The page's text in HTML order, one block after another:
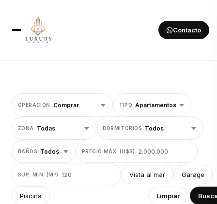
Contacto
OPERACIÓN TIPO
ZONA DORMITORIOS
BAÑOS PRECIO MÁX. (U$S)
SUP. MÍN. (M²) Vista al mar Garage
Piscina Limpiar